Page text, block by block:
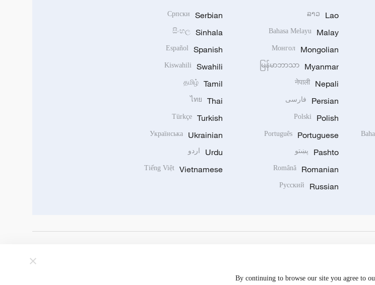
Lao
ລາວ
Malay
Bahasa Melayu
Mongolian
Монгол
Myanmar
မြန်မာဘာသာ
Nepali
नेपाली
Persian فارسی
Polish
Polski
Portuguese
Português
Pashto پښتو
Romanian
Română
Russian
Русский
Serbian
Српски
Sinhala
සිංහල
Spanish
Español
Swahili
Kiswahili
Tamil
தமிழ்
Thai
ไทย
Turkish
Türkçe
Ukrainian
Українська
Urdu اردو
Vietnamese
Tiếng Việt
By continuing to browse our site you agree to